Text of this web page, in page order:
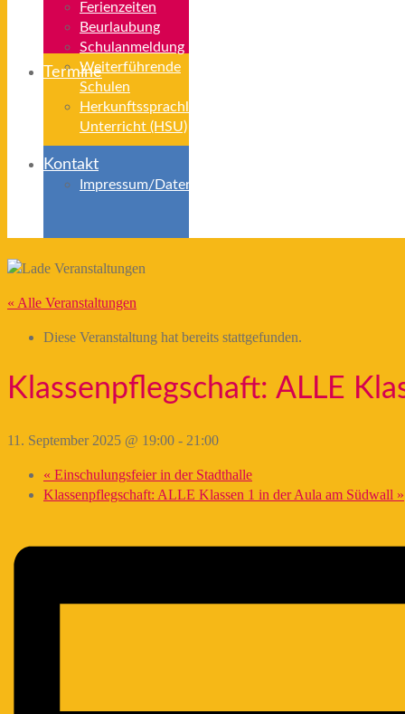
Ferienzeiten
Beurlaubung
Schulanmeldung
Weiterführende
Schulen
Herkunftssprachlicher
Unterricht (HSU)
Termine
Kontakt
Impressum/Datenschutz
« Alle Veranstaltungen
Diese Veranstaltung hat bereits stattgefunden.
Klassenpflegschaft: ALLE
11. September 2025 @ 19:00 - 21:00
« Einschulungsfeier in der Stadthalle
Klassenpflegschaft: ALLE Klassen 1 in der Aula am Südwall »